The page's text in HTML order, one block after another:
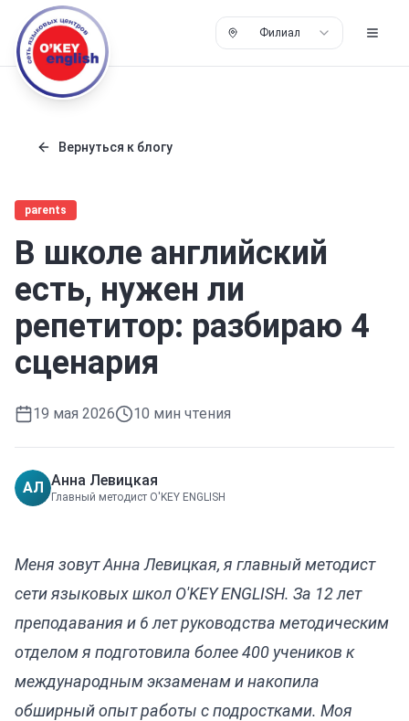
Филиал
Вернуться к блогу
parents
В школе английский
есть, нужен ли
репетитор: разбираю 4
сценария
19 мая 2026 10 мин чтения
АЛ Анна Левицкая
Главный методист O'KEY ENGLISH
Меня зовут Анна Левицкая, я главный методист
сети языковых школ O'KEY ENGLISH. За 12 лет
преподавания и 6 лет руководства методическим
отделом я подготовила более 400 учеников к
международным экзаменам и накопила
обширный опыт работы с подростками. Моя